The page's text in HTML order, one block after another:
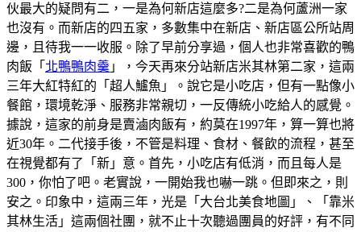
伙最大的疑問有二，一是為何新店這麼多?二是為何蘆洲一家
也沒有。而新店的四五家，多數集中在新店、新店區公所站周
邊，且待我一一收服。除了早前分享過，個人也非常喜歡的鴨
肉飯「 北鴨鴨肉羹 」，今天再來分站新店米其林第二家，這兩
三年大紅特紅的「超人鱸魚」。說它是小吃店，但有一點像小
餐館，環境乾淨、服務非常親切，一反傳統小吃給人的感覺。
據說，這家的前身是賣滷肉飯有，約莫在1997年，算一算也將
近30年。二代接手後，不管是料理、食材、餐飲的流程，甚至
在視覺都有了「新」意。首先，小吃店有低消，而且每人是
300，你怕了吧。老實說，一開始我也嚇一跳。但即來之，則
安之。印象中，這兩三年，光是「大台北美食地圖」、「靠米
其林生活」這兩個社團，就不止十次聽過團員的好評，有不同